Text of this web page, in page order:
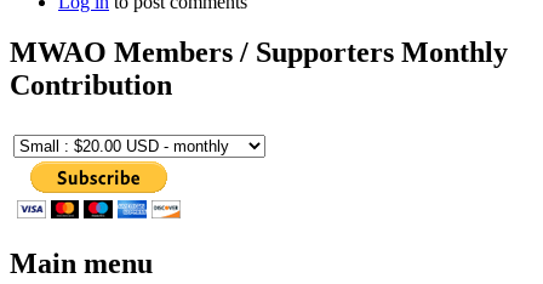
MWAO Members / Supporters Monthly
Contribution
Main menu